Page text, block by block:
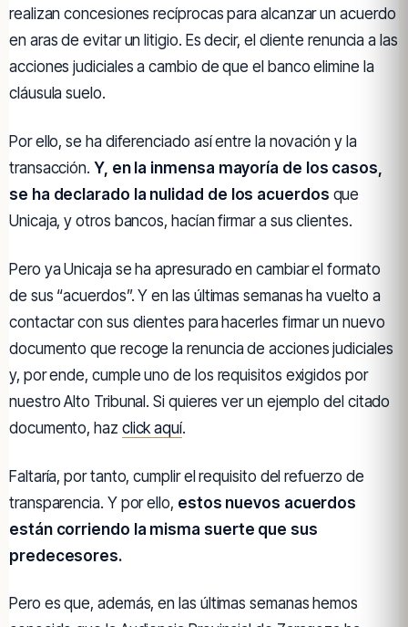
realizan concesiones recíprocas para alcanzar un acuerdo
en aras de evitar un litigio. Es decir, el cliente renuncia a las
acciones judiciales a cambio de que el banco elimine la
cláusula suelo.
Por ello, se ha diferenciado así entre la novación y la
transacción. Y, en la inmensa mayoría de los casos,
se ha declarado la nulidad de los acuerdos que
Unicaja, y otros bancos, hacían firmar a sus clientes.
Pero ya Unicaja se ha apresurado en cambiar el formato
de sus “acuerdos”. Y en las últimas semanas ha vuelto a
contactar con sus clientes para hacerles firmar un nuevo
documento que recoge la renuncia de acciones judiciales
y, por ende, cumple uno de los requisitos exigidos por
nuestro Alto Tribunal. Si quieres ver un ejemplo del citado
documento, haz click aquí.
Faltaría, por tanto, cumplir el requisito del refuerzo de
transparencia. Y por ello, estos nuevos acuerdos
están corriendo la misma suerte que sus
predecesores.
Pero es que, además, en las últimas semanas hemos